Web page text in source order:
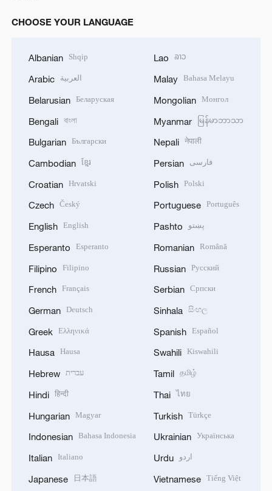
CHOOSE YOUR LANGUAGE
Albanian Shqip
Arabic العربية
Belarusian Беларуская
Bengali বাংলা
Bulgarian Български
Cambodian ខ្មែរ
Croatian Hrvatski
Czech Český
English English
Esperanto Esperanto
Filipino Filipino
French Français
German Deutsch
Greek Ελληνικά
Hausa Hausa
Hebrew עברית
Hindi हिन्दी
Hungarian Magyar
Indonesian Bahasa Indonesia
Italian Italiano
Japanese 日本語
Lao ລາວ
Malay Bahasa Melayu
Mongolian Монгол
Myanmar မြန်မာဘာသာ
Nepali नेपाली
Persian فارسی
Polish Polski
Portuguese Português
Pashto پښتو
Romanian Română
Russian Русский
Serbian Српски
Sinhala සිංහල
Spanish Español
Swahili Kiswahili
Tamil தமிழ்
Thai ไทย
Turkish Türkçe
Ukrainian Українська
Urdu اردو
Vietnamese Tiếng Việt